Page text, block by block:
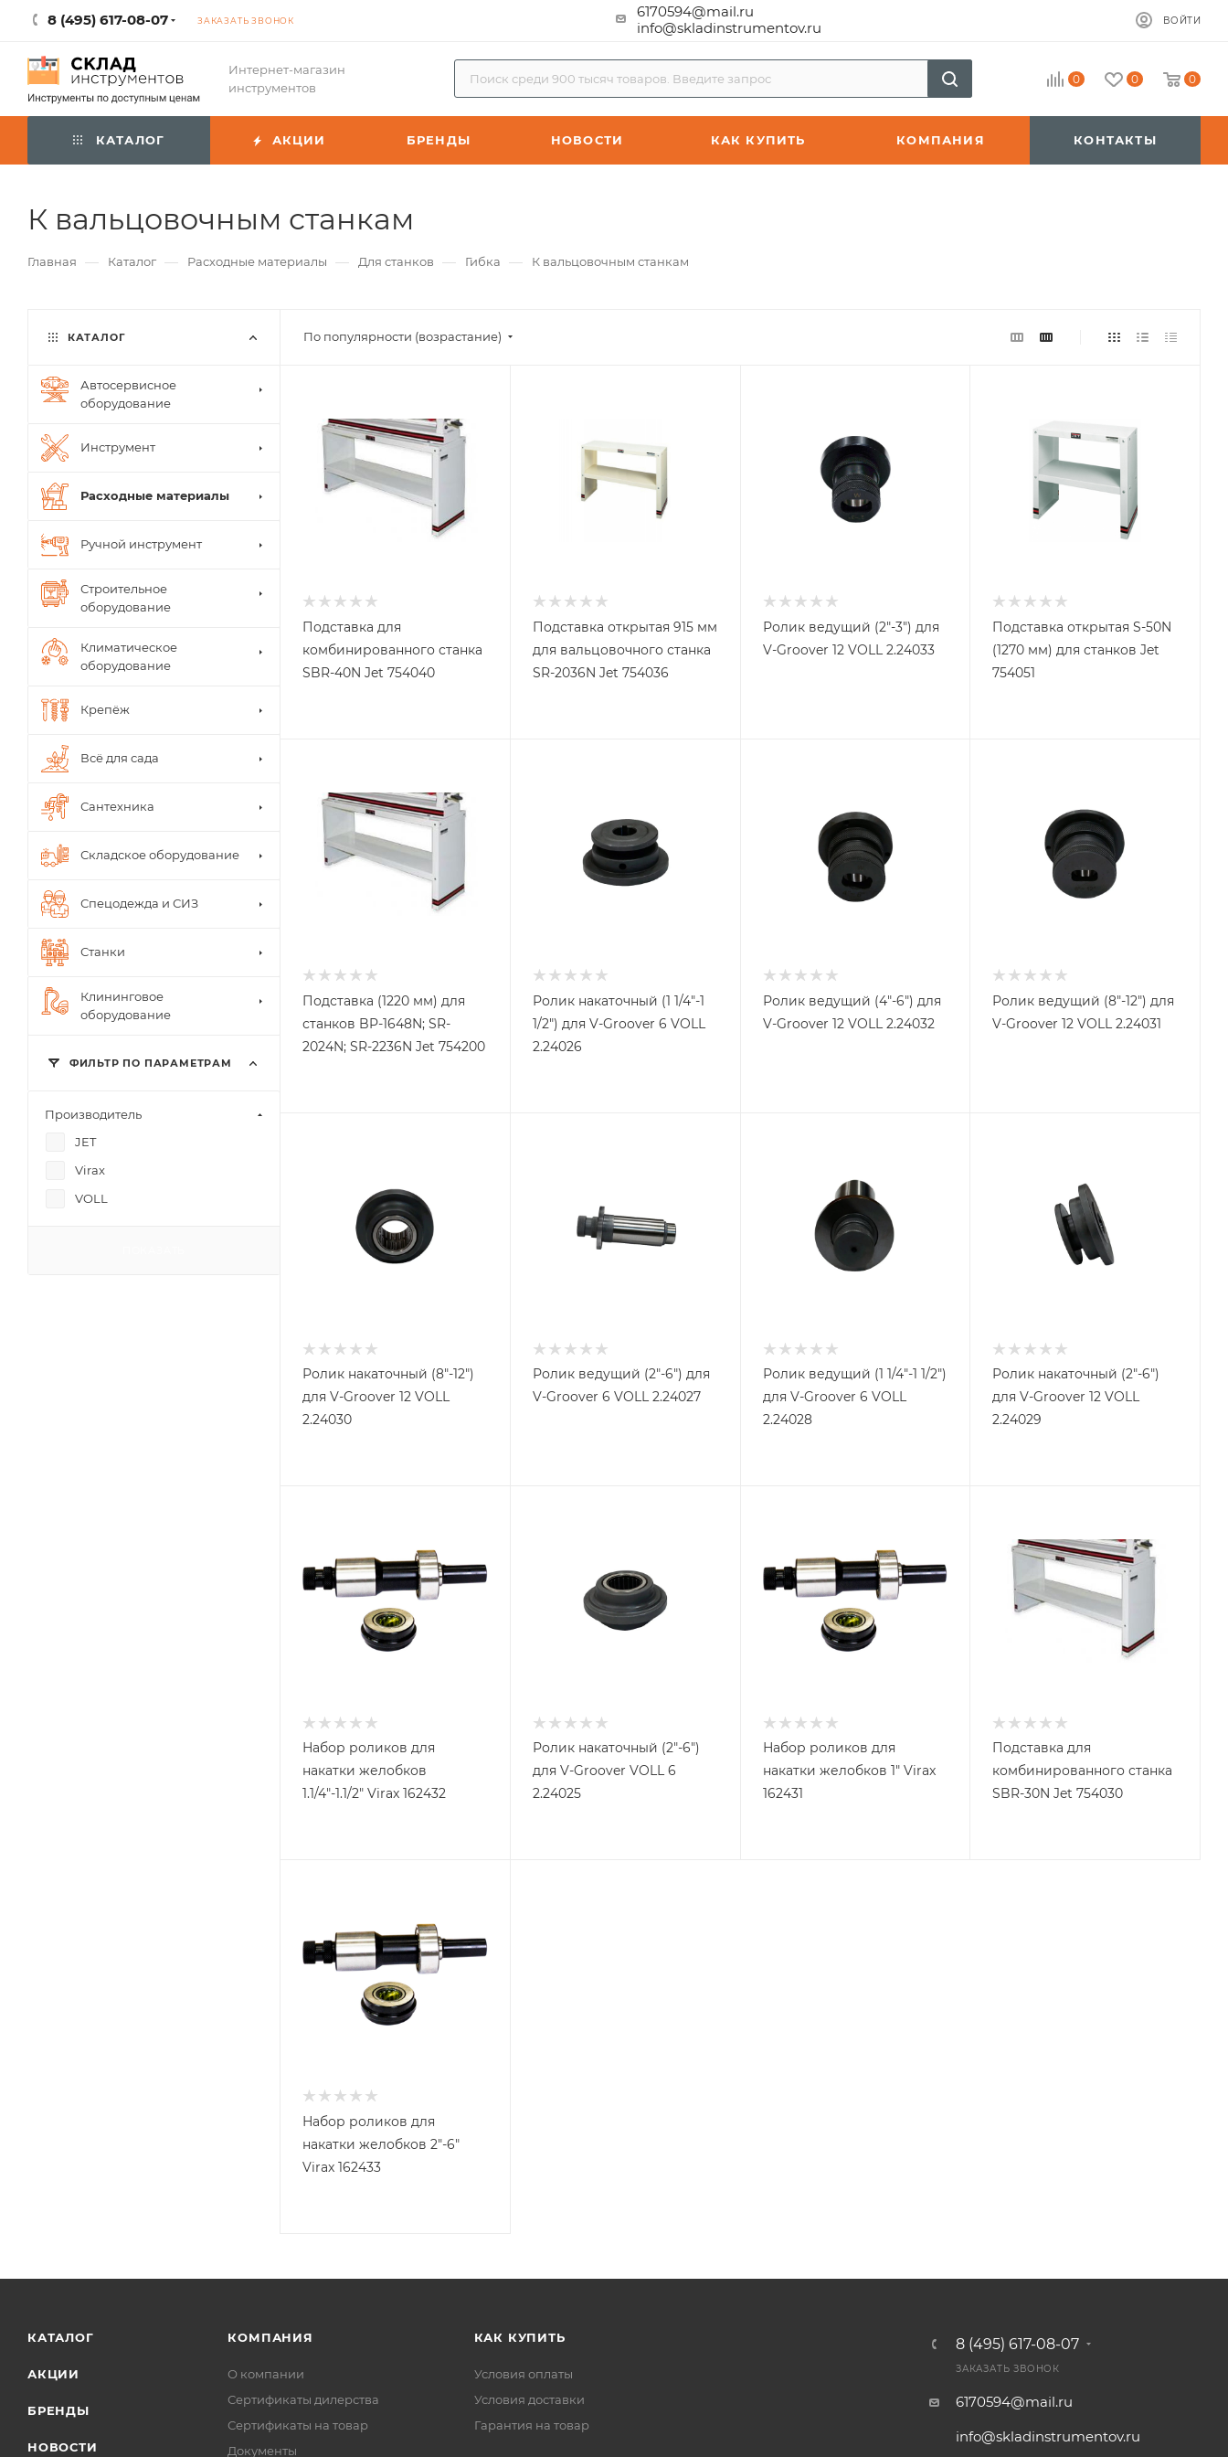
8 (495) 617-08-07 ЗАКАЗАТЬ ЗВОНОК
6170594@mail.ru
info@skladinstrumentov.ru
ВОЙТИ
Интернет-магазин
инструментов
0 0 0
КАТАЛОГ АКЦИИ БРЕНДЫ НОВОСТИ КАК КУПИТЬ КОМПАНИЯ КОНТАКТЫ
К вальцовочным станкам
Главная — Каталог — Расходные материалы — Для станков — Гибка — К вальцовочным станкам
По популярности (возрастание)
Подставка для
комбинированного станка
SBR-40N Jet 754040
Подставка открытая 915 мм
для вальцовочного станка
SR-2036N Jet 754036
Ролик ведущий (2"-3") для
V-Groover 12 VOLL 2.24033
Подставка открытая S-50N
(1270 мм) для станков Jet
754051
Подставка (1220 мм) для
станков BP-1648N; SR-
2024N; SR-2236N Jet 754200
Ролик накаточный (1 1/4"-1
1/2") для V-Groover 6 VOLL
2.24026
Ролик ведущий (4"-6") для
V-Groover 12 VOLL 2.24032
Ролик ведущий (8"-12") для
V-Groover 12 VOLL 2.24031
Ролик накаточный (8"-12")
для V-Groover 12 VOLL
2.24030
Ролик ведущий (2"-6") для
V-Groover 6 VOLL 2.24027
Ролик ведущий (1 1/4"-1 1/2")
для V-Groover 6 VOLL
2.24028
Ролик накаточный (2"-6")
для V-Groover 12 VOLL
2.24029
Набор роликов для
накатки желобков
1.1/4"-1.1/2" Virax 162432
Ролик накаточный (2"-6")
для V-Groover VOLL 6
2.24025
Набор роликов для
накатки желобков 1" Virax
162431
Подставка для
комбинированного станка
SBR-30N Jet 754030
Набор роликов для
накатки желобков 2"-6"
Virax 162433
КАТАЛОГ
Автосервисное
оборудование
Инструмент
Расходные материалы
Ручной инструмент
Строительное
оборудование
Климатическое
оборудование
Крепёж
Всё для сада
Сантехника
Складское оборудование
Спецодежда и СИЗ
Станки
Клининговое
оборудование
ФИЛЬТР ПО ПАРАМЕТРАМ
Производитель
JET
Virax
VOLL
КАТАЛОГ
АКЦИИ
БРЕНДЫ
НОВОСТИ
КОМПАНИЯ
О компании
Сертификаты дилерства
Сертификаты на товар
Документы
КАК КУПИТЬ
Условия оплаты
Условия доставки
Гарантия на товар
8 (495) 617-08-07
ЗАКАЗАТЬ ЗВОНОК
6170594@mail.ru
info@skladinstrumentov.ru